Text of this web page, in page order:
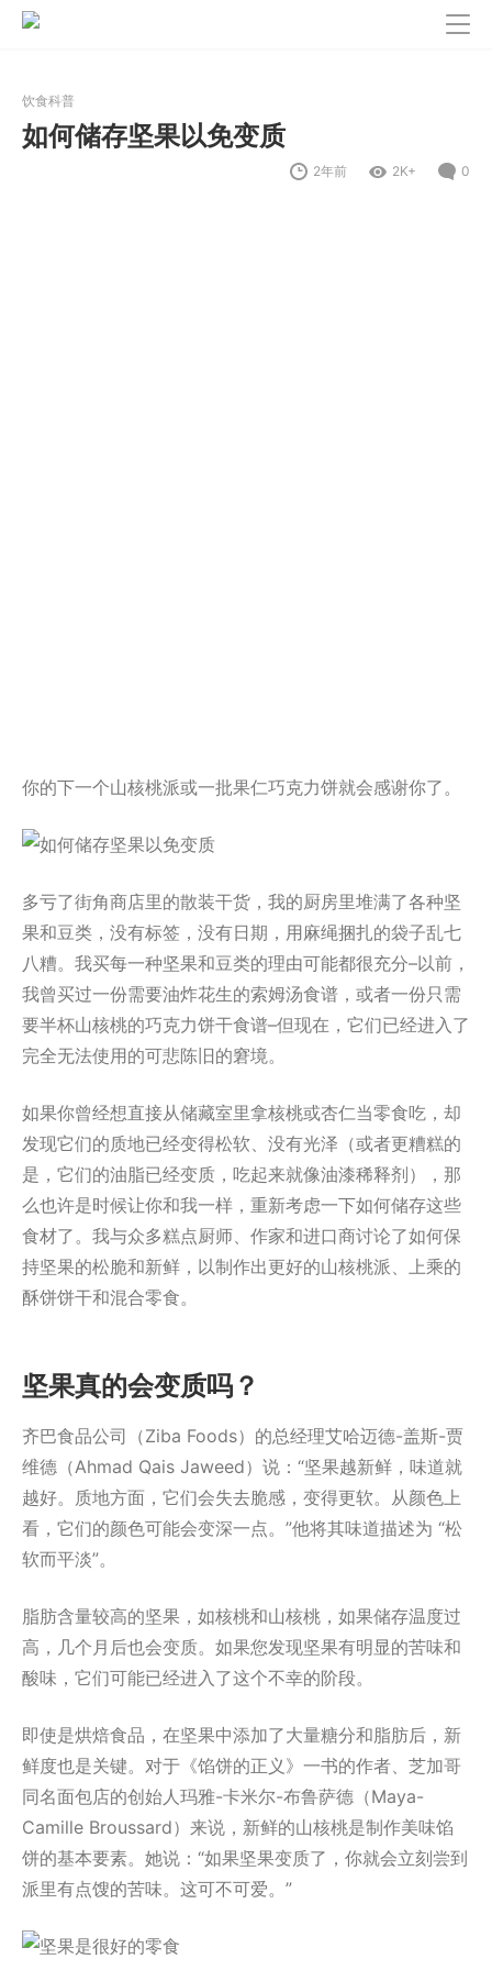
饮食科普
如何储存坚果以免变质
2年前 2K+ 0
你的下一个山核桃派或一批果仁巧克力饼就会感谢你了。
多亏了街角商店里的散装干货，我的厨房里堆满了各种坚
果和豆类，没有标签，没有日期，用麻绳捆扎的袋子乱七
八糟。我买每一种坚果和豆类的理由可能都很充分–以前，
我曾买过一份需要油炸花生的索姆汤食谱，或者一份只需
要半杯山核桃的巧克力饼干食谱–但现在，它们已经进入了
完全无法使用的可悲陈旧的窘境。
如果你曾经想直接从储藏室里拿核桃或杏仁当零食吃，却
发现它们的质地已经变得松软、没有光泽（或者更糟糕的
是，它们的油脂已经变质，吃起来就像油漆稀释剂），那
么也许是时候让你和我一样，重新考虑一下如何储存这些
食材了。我与众多糕点厨师、作家和进口商讨论了如何保
持坚果的松脆和新鲜，以制作出更好的山核桃派、上乘的
酥饼饼干和混合零食。
坚果真的会变质吗？
齐巴食品公司（Ziba Foods）的总经理艾哈迈德-盖斯-贾
维德（Ahmad Qais Jaweed）说：“坚果越新鲜，味道就
越好。质地方面，它们会失去脆感，变得更软。从颜色上
看，它们的颜色可能会变深一点。”他将其味道描述为 “松
软而平淡”。
脂肪含量较高的坚果，如核桃和山核桃，如果储存温度过
高，几个月后也会变质。如果您发现坚果有明显的苦味和
酸味，它们可能已经进入了这个不幸的阶段。
即使是烘焙食品，在坚果中添加了大量糖分和脂肪后，新
鲜度也是关键。对于《馅饼的正义》一书的作者、芝加哥
同名面包店的创始人玛雅-卡米尔-布鲁萨德（Maya-
Camille Broussard）来说，新鲜的山核桃是制作美味馅
饼的基本要素。她说：“如果坚果变质了，你就会立刻尝到
派里有点馊的苦味。这可不可爱。”